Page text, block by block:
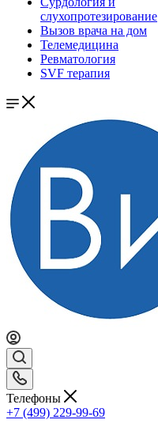
слухопротезирование
Вызов врача на дом
Телемедицина
Ревматология
SVF терапия
Телефоны
+7 (499) 229-99-69